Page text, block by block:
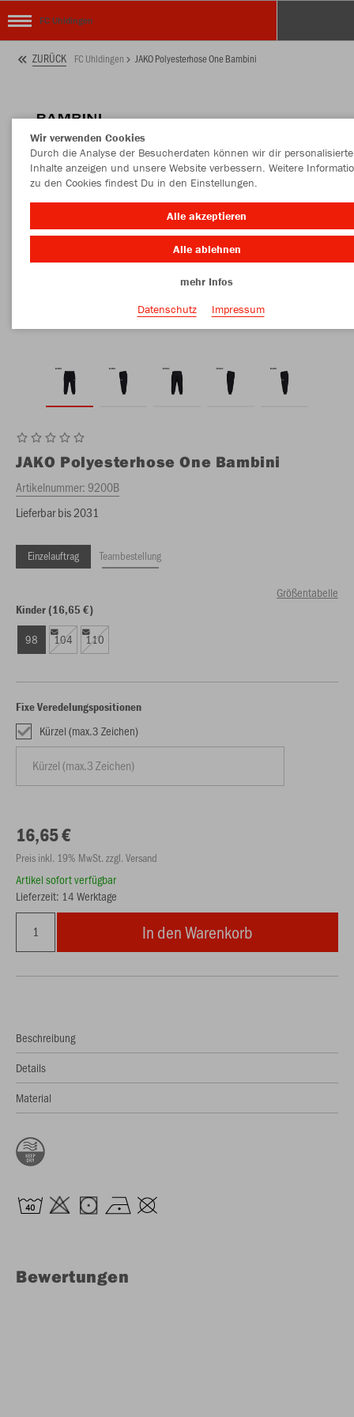
FC Uhldingen
ZURÜCK FC Uhldingen JAKO Polyesterhose One Bambini
JAKO Polyesterhose One Bambini
Artikelnummer:9200B
Lieferbar bis 2031
Einzelauftrag Teambestellung
Größentabelle
Kinder (16,65 €)
98 104 110
Fixe Veredelungspositionen
Kürzel (max.3 Zeichen)
16,65 €
Preis inkl. 19% MwSt. zzgl. Versand
Artikel sofort verfügbar
Lieferzeit: 14 Werktage
In den Warenkorb
Beschreibung
Details
Material
Bewertungen
Wir verwenden Cookies
Durch die Analyse der Besucherdaten können wir dir personalisierte
Inhalte anzeigen und unsere Website verbessern. Weitere
zu den Cookies findest Du in den Einstellungen.
Alle akzeptieren
Alle ablehnen
mehr Infos
Datenschutz
Impressum